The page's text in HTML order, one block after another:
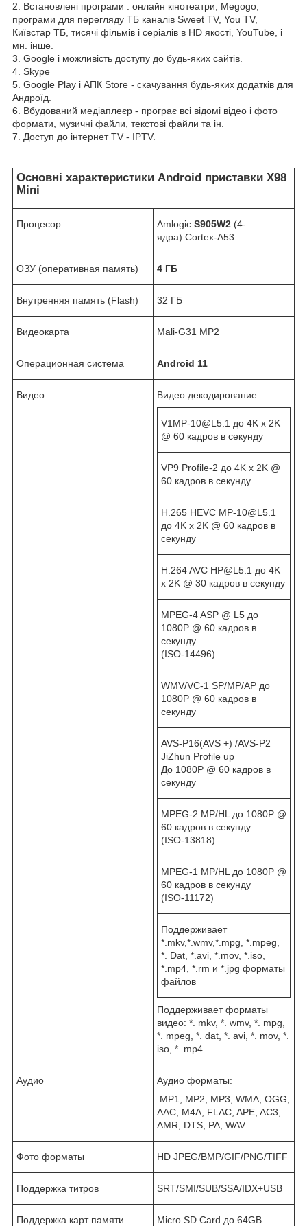
2. Встановлені програми : онлайн кінотеатри, Megogo,
програми для перегляду ТБ каналів Sweet TV, You TV,
Київстар ТБ, тисячі фільмів і серіалів в HD якості, YouTube, і
мн. інше.
3. Google і можливість доступу до будь-яких сайтів.
4. Skype
5. Google Play і АПК Store - скачування будь-яких додатків для
Андроїд.
6. Вбудований медіаплеєр - програє всі відомі відео і фото
формати, музичні файли, текстові файли та ін.
7. Доступ до інтернет TV - IPTV.
Основні характеристики Android приставки X98
Mini
Процесор Amlogic S905W2 (4-
ядра) Cortex-A53
ОЗУ (оперативная память) 4 ГБ
Внутренняя память (Flash) 32 ГБ
Видеокарта Mali-G31 MP2
Операционная система Android 11
Видео Видео декодирование:
V1MP-10@L5.1 до 4K x 2K
@ 60 кадров в секунду
VP9 Profile-2 до 4K x 2K @
60 кадров в секунду
H.265 HEVC MP-10@L5.1
до 4K x 2K @ 60 кадров в
секунду
H.264 AVC HP@L5.1 до 4K
x 2K @ 30 кадров в секунду
MPEG-4 ASP @ L5 до
1080P @ 60 кадров в
секунду
(ISO-14496)
WMV/VC-1 SP/MP/AP до
1080P @ 60 кадров в
секунду
AVS-P16(AVS +) /AVS-P2
JiZhun Profile up
До 1080P @ 60 кадров в
секунду
MPEG-2 MP/HL до 1080P @
60 кадров в секунду
(ISO-13818)
MPEG-1 MP/HL до 1080P @
60 кадров в секунду
(ISO-11172)
Поддерживает
*.mkv,*.wmv,*.mpg, *.mpeg,
*. Dat, *.avi, *.mov, *.iso,
*.mp4, *.rm и *.jpg форматы
файлов
Поддерживает форматы
видео: *. mkv, *. wmv, *. mpg,
*. mpeg, *. dat, *. avi, *. mov, *.
iso, *. mp4
Аудио
Аудио форматы:
MP1, MP2, MP3, WMA, OGG,
AAC, M4A, FLAC, APE, AC3,
AMR, DTS, РА, WAV
Фото форматы HD JPEG/BMP/GIF/PNG/TIFF
Поддержка титров SRT/SMI/SUB/SSA/IDX+USB
Поддержка карт памяти Micro SD Card до 64GB